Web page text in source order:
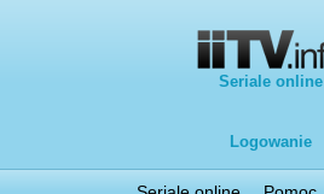
Seriale online
Logowanie